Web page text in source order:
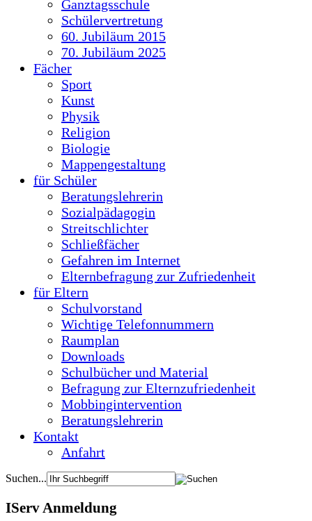
Ganztagsschule
Schülervertretung
60. Jubiläum 2015
70. Jubiläum 2025
Fächer
Sport
Kunst
Physik
Religion
Biologie
Mappengestaltung
für Schüler
Beratungslehrerin
Sozialpädagogin
Streitschlichter
Schließfächer
Gefahren im Internet
Elternbefragung zur Zufriedenheit
für Eltern
Schulvorstand
Wichtige Telefonnummern
Raumplan
Downloads
Schulbücher und Material
Befragung zur Elternzufriedenheit
Mobbingintervention
Beratungslehrerin
Kontakt
Anfahrt
Suchen...
IServ Anmeldung